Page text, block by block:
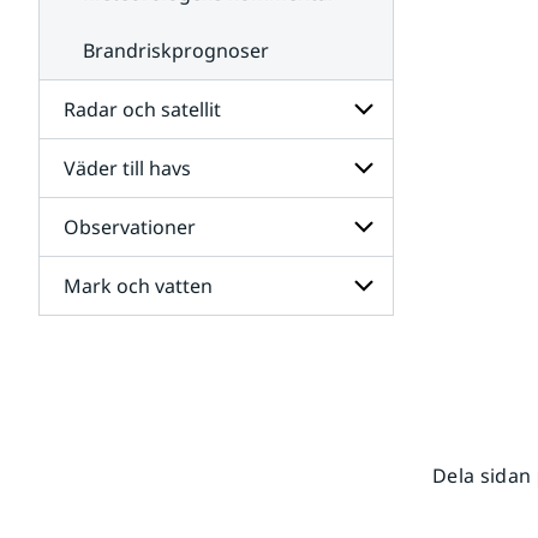
Brandriskprognoser
Radar och satellit
Undersidor
för
Radar
och
satellit
Väder till havs
Undersidor
för
Väder
till
havs
Observationer
Undersidor
för
Mark och vatten
Dela sidan